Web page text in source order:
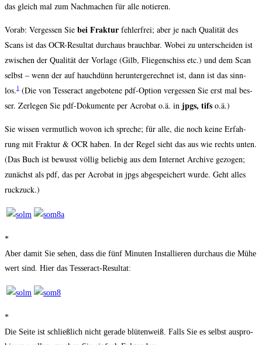
das gleich mal zum Nach­ma­chen für alle notieren.
Vor­ab: Ver­ges­sen Sie bei Frak­tur feh­ler­frei; aber je nach Qua­li­tät des
Scans ist das OCR-Resul­tat durch­aus brauch­bar. Wobei zu unter­schei­den ist
zwi­schen der Qua­li­tät der Vor­la­ge (Gilb, Flie­gen­schiss etc.) und dem Scan
selbst – wenn der auf hauch­dünn her­un­ter­ge­rech­net ist, dann ist das sinn­
los.1 (Die von Tes­seract ange­bo­te­ne pdf-Opti­on ver­ges­sen Sie erst mal bes­
ser. Zer­le­gen Sie pdf-Doku­men­te per Acro­bat o.ä. in jpgs, tifs o.ä.)
Sie wis­sen ver­mut­lich wovon ich spre­che; für alle, die noch kei­ne Erfah­
rung mit Frak­tur & OCR haben. In der Regel sieht das aus wie rechts unten.
(Das Buch ist bewusst völ­lig belie­big aus dem Inter­net Archi­ve gezo­gen;
zunächst als pdf, das per Acro­bat in jpgs abge­spei­chert wur­de. Geht alles
ruckzuck.)
*
Aber damit Sie sehen, dass die fünf Minu­ten Instal­lie­ren durch­aus die Mühe
wert sind. Hier das Tesseract-Resultat:
*
Die Sei­te ist schließ­lich nicht gera­de blü­ten­weiß. Falls Sie es selbst aus­pro­